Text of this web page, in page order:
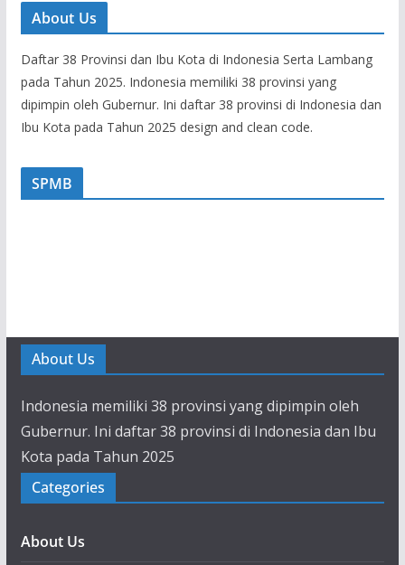
About Us
Daftar 38 Provinsi dan Ibu Kota di Indonesia Serta Lambang
pada Tahun 2025. Indonesia memiliki 38 provinsi yang
dipimpin oleh Gubernur. Ini daftar 38 provinsi di Indonesia dan
Ibu Kota pada Tahun 2025 design and clean code.
SPMB
About Us
Indonesia memiliki 38 provinsi yang dipimpin oleh
Gubernur. Ini daftar 38 provinsi di Indonesia dan Ibu
Kota pada Tahun 2025
Categories
About Us